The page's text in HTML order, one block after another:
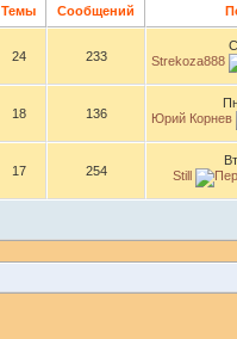
Темы Сообщений
24 233
Strekoza888
18 136
Юрий Корнев
17 254
Still